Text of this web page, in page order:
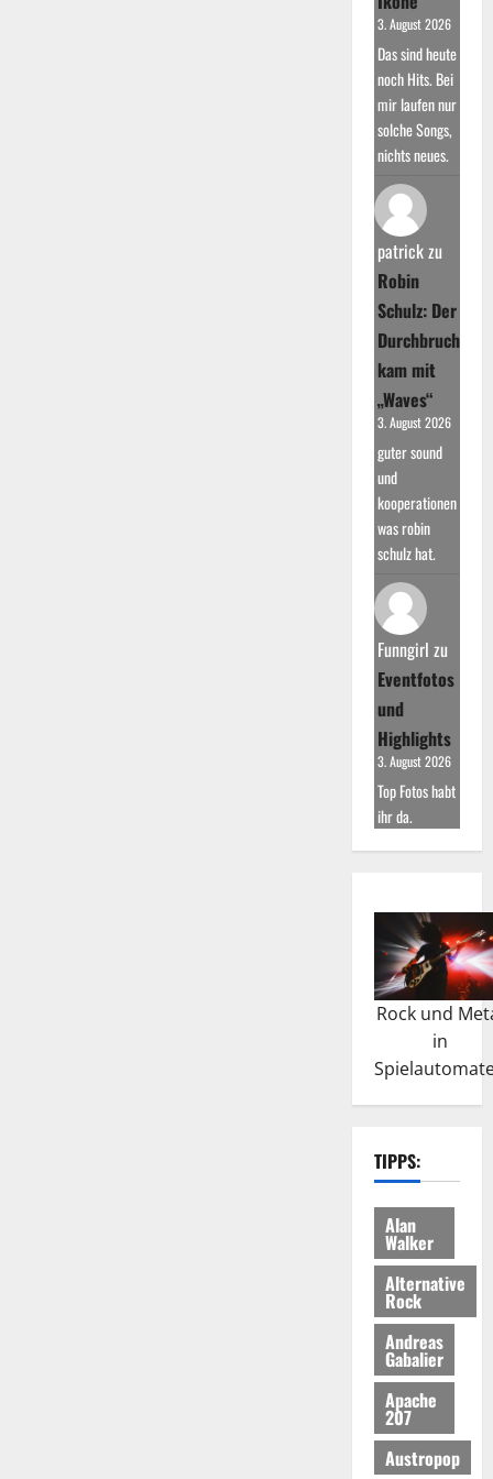
3. August 2026
Das sind heute
noch Hits. Bei
mir laufen nur
solche Songs,
nichts neues.
patrickzu
Robin
Schulz: Der
Durchbruch
kam mit
„Waves“
3. August 2026
guter sound
und
kooperationen
was robin
schulz hat.
Funngirl zu
Eventfotos
und
Highlights
3. August 2026
Top Fotos habt
ihr da.
Rock und
in
TIPPS:
Alan
Walker
Alternative
Rock
Andreas
Gabalier
Apache
207
Austropop